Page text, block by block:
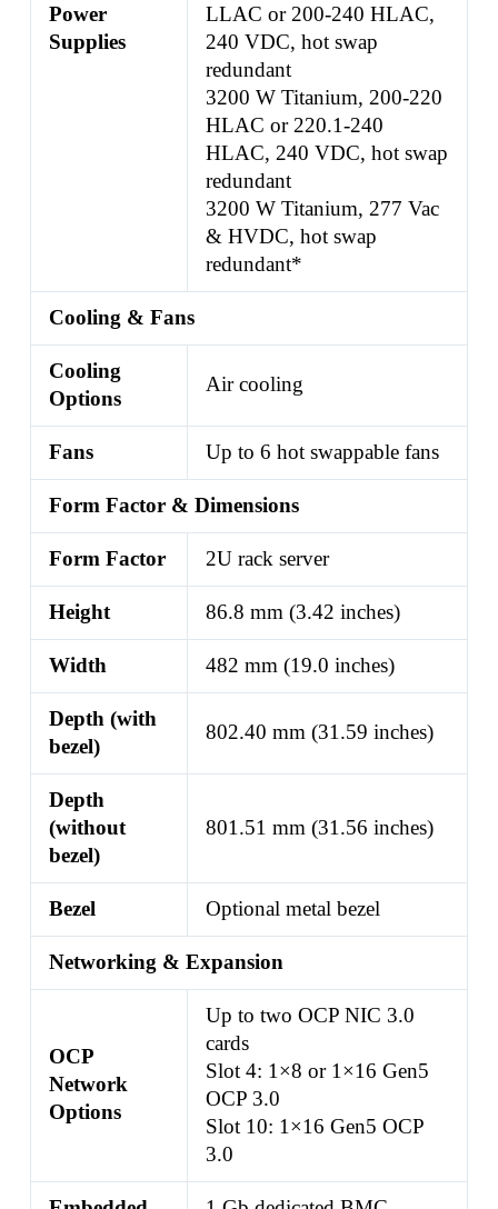
Power
Supplies
LLAC or 200-240 HLAC,
240 VDC, hot swap
redundant
3200 W Titanium, 200-220
HLAC or 220.1-240
HLAC, 240 VDC, hot swap
redundant
3200 W Titanium, 277 Vac
& HVDC, hot swap
redundant*
Cooling & Fans
Cooling
Options
Air cooling
Fans Up to 6 hot swappable fans
Form Factor & Dimensions
Form Factor 2U rack server
Height 86.8 mm (3.42 inches)
Width 482 mm (19.0 inches)
Depth (with
bezel)
802.40 mm (31.59 inches)
Depth
(without
bezel)
801.51 mm (31.56 inches)
Bezel Optional metal bezel
Networking & Expansion
OCP
Network
Options
Up to two OCP NIC 3.0
cards
Slot 4: 1×8 or 1×16 Gen5
OCP 3.0
Slot 10: 1×16 Gen5 OCP
3.0